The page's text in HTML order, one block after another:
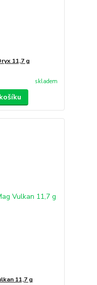
11,7 g
skladem
11,7 g